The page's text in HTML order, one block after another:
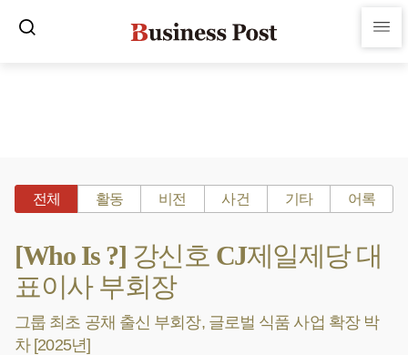
전체 활동 비전 사건 기타 어록
[Who Is ?] 강신호 CJ제일제당 대
표이사 부회장
그룹 최초 공채 출신 부회장, 글로벌 식품 사업 확장 박
차 [2025년]